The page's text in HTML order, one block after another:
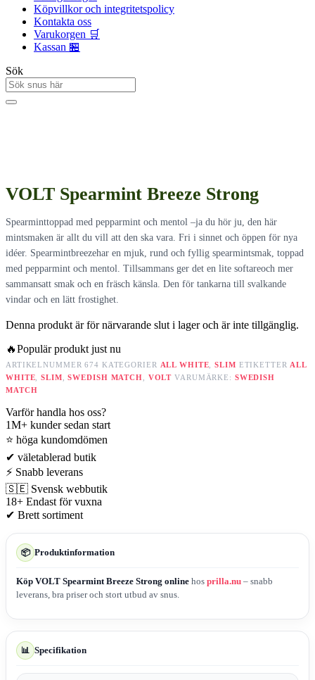
Köpvillkor och integritetspolicy
Kontakta oss
Varukorgen 🛒
Kassan 🏪
Sök
VOLT Spearmint Breeze Strong
Spearminttoppad med pepparmint och mentol –ja du hör ju, den här
mintsmaken är allt du vill att den ska vara. Fri i sinnet och öppen för nya
idéer. Spearmintbreezehar en mjuk, rund och fyllig spearmintsmak, toppad
med pepparmint och mentol. Tillsammans ger det en lite softareoch mer
sammansatt smak och en fräsch känsla. Den för tankarna till svalkande
vindar och en lätt frostighet.
Denna produkt är för närvarande slut i lager och är inte tillgänglig.
🔥Populär produkt just nu
ARTIKELNUMMER674 KATEGORIER ALL WHITE ,SLIM ETIKETTER ALL
WHITE ,SLIM ,SWEDISH MATCH VOLT VARUMÄRKE: SWEDISH
MATCH
Varför handla hos oss?
1M+ kunder sedan start
⭐ höga kundomdömen
✔ väletablerad butik
⚡ Snabb leverans
🇸🇪 Svensk webbutik
18+ Endast för vuxna
✔ Brett sortiment
📦 Produktinformation
Köp VOLT Spearmint Breeze Strong online hos prilla.nu – snabb
leverans, bra priser och stort utbud av snus.
📊 Specifikation